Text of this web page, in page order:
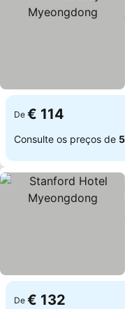
De € 114
Consulte os preços de
De € 132